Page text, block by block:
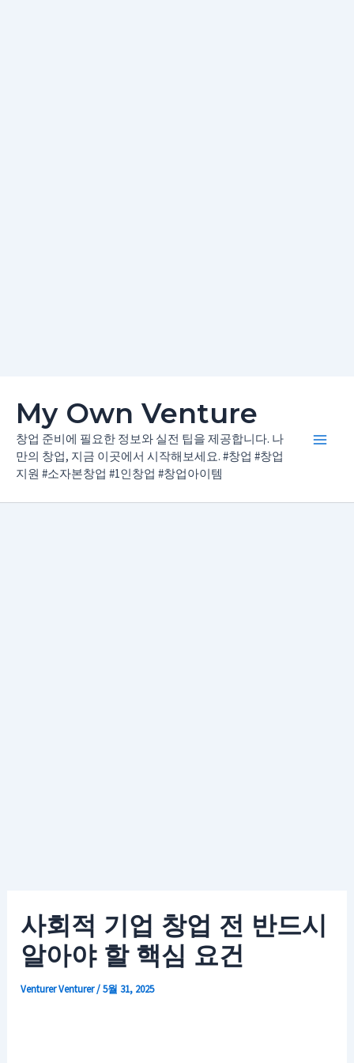
My Own Venture
창업 준비에 필요한 정보와 실전 팁을 제공합니다. 나
만의 창업, 지금 이곳에서 시작해보세요. #창업 #창업
지원 #소자본창업 #1인창업 #창업아이템
사회적 기업 창업 전 반드시
알아야 할 핵심 요건
VenturerVenturer/5월 31, 2025